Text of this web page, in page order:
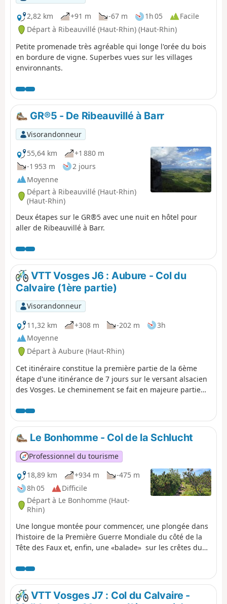
2,82 km
+91 m -67 m 1h 05
Facile
Départ à Ribeauvillé (Haut-Rhin) (Haut-Rhin)
Petite promenade très agréable qui longe l'orée du bois
en bordure de vigne. Superbes vues sur les villages
environnants.
GR®5 - De Ribeauvillé à Barr
Visorandonneur
55,64 km
+1 880 m
-1 953 m
2 jours
Moyenne
Départ à Ribeauvillé (Haut-Rhin)
(Haut-Rhin)
Deux étapes sur le GR®5 avec une nuit en hôtel pour
aller de Ribeauvillé à Barr.
VTT Vosges J6 : Aubure - Col du
Calvaire (1ère partie)
Visorandonneur
11,32 km
+308 m -202 m
3h
Moyenne
Départ à Aubure (Haut-Rhin)
Cet itinéraire constitue la première partie de la 6ème
étape d'une itinérance de 7 jours sur le versant alsacien
des Vosges. Le cheminement se fait en majeure partie
excellent, est constitué de plaquettes sur lesquelles
figurent un logo VTT Orange ou Rouge accompagné de
la mention TMV (Traversée du Massif Vosgien).
Le Bonhomme - Col de la Schlucht
Professionnel du tourisme
18,89 km
+934 m
-475 m
8h 05
Difficile
Départ à Le Bonhomme (Haut-
Rhin)
Une longue montée pour commencer, une plongée dans
l’histoire de la Première Guerre Mondiale du côté de la
Tête des Faux et, enfin, une «balade» sur les crêtes du
des plus beaux lacs des Hautes Vosges : Lac Blanc, Lac
Noir, Lac Vert, Lac du Forlet...
VTT Vosges J7 : Col du Calvaire -